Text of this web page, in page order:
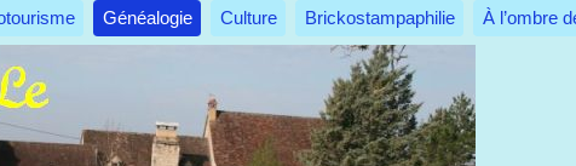
Généalogie Culture Brickostampaphilie À l’ombre